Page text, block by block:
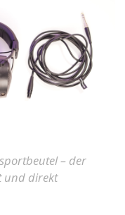
– der
und direkt